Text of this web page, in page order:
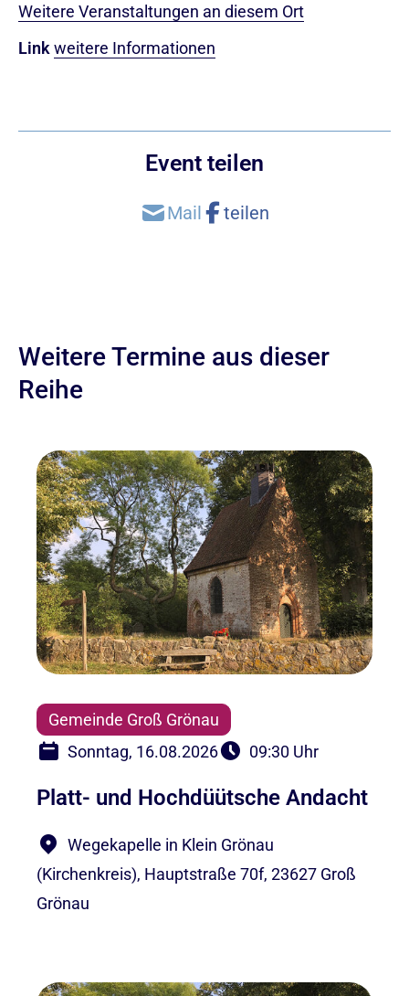
Weitere Veranstaltungen an diesem Ort
Link weitere Informationen
Event teilen
Weitere Termine aus dieser
Reihe
Gemeinde Groß Grönau
Sonntag, 16.08.2026
09:30 Uhr
Platt- und Hochdüütsche Andacht
Wegekapelle in Klein Grönau
(Kirchenkreis), Hauptstraße 70f, 23627 Groß
Grönau